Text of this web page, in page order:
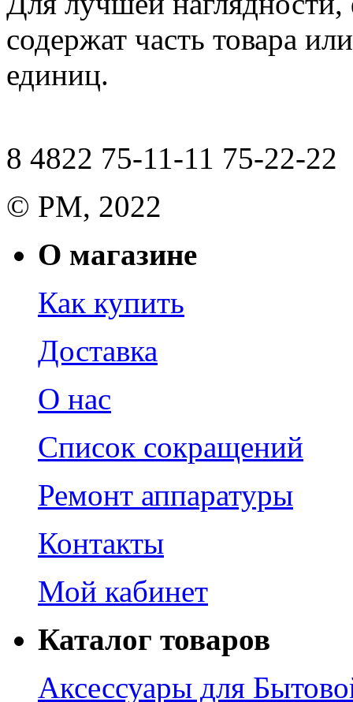
содержат часть товара
единиц.
8 4822 75-11-11 75-22-22
© РМ, 2022
О магазине
Как купить
Доставка
О нас
Список сокращений
Ремонт аппаратуры
Контакты
Мой кабинет
Каталог товаров
Аксессуары для